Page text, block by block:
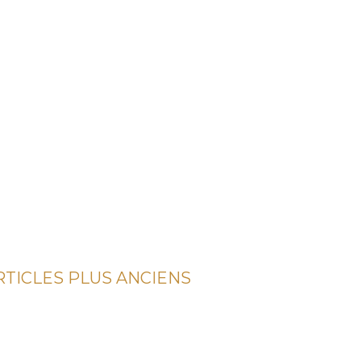
PLUS ANCIENS